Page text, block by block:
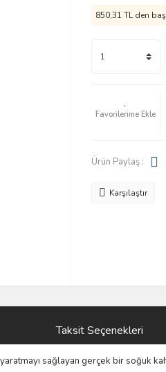
850,31 TL den
Ürün Paylaş :
Karşılaştır
Taksit Seçenekleri
sağlayan gerçek bir soğuk